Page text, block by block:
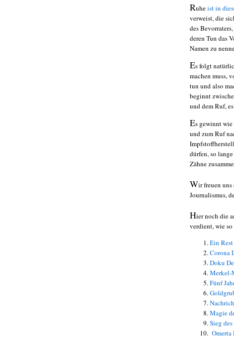
Ruheist in
verweist, die
des
deren Tun das
Namen zu
Es folgt
machen muss,
tun und also
beginnt
und dem Ruf,
Es gewinnt
und zum Ruf
dürfen, so
Zähne
Wir freuen
Journalismus,
Hier noch die
verdient, wie
Ein
Corona
Doku
Merkel-
Fünf
Magie
Sieg